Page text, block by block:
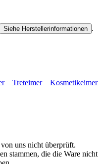
Siehe Herstellerinformationen .
Treteimer
Kosmetikeimer
uns nicht überprüft.
stammen, die die Ware nicht